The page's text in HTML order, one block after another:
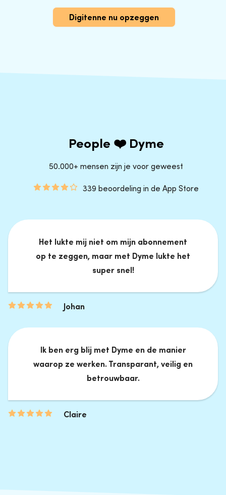
Digitenne nu opzeggen
People ❤️ Dyme
50.000+ mensen zijn je voor geweest
339 beoordeling in de App Store
Het lukte mij niet om mijn abonnement
op te zeggen, maar met Dyme lukte het
super snel!
Johan
Ik ben erg blij met Dyme en de manier
waarop ze werken. Transparant, veilig en
betrouwbaar.
Claire